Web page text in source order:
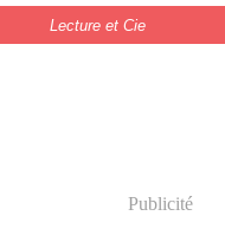
Lecture et Cie
Publicité